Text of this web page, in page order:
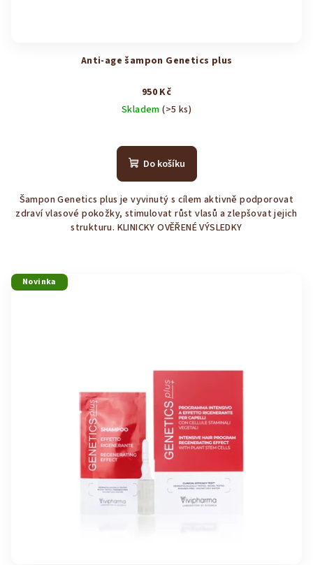
Anti-age šampon Genetics plus
950 Kč
Skladem(>5 ks)
hodnocení
produktu
z
5
hvězdiček.
Do košíku
Šampon Genetics plus je vyvinutý s cílem aktivně podporovat
zdraví vlasové pokožky, stimulovat růst vlasů a zlepšovat jejich
strukturu. KLINICKY OVĚŘENÉ VÝSLEDKY
Novinka